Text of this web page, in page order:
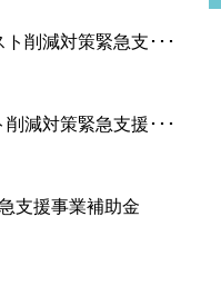
削減対策緊急支･･･
減対策緊急支援･･･
支援事業補助金